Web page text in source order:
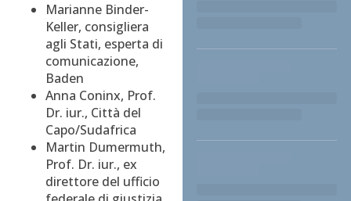
Marianne Binder-
Keller, consigliera
agli Stati, esperta di
comunicazione,
Baden
Anna Coninx, Prof.
Dr. iur., Città del
Capo/Sudafrica
Martin Dumermuth,
Prof. Dr. iur., ex
direttore del ufficio